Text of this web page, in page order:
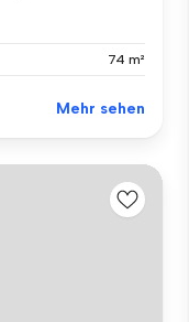
74 m²
Mehr sehen